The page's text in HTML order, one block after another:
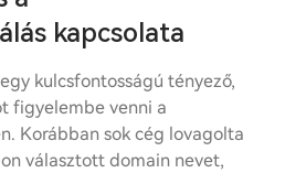
kapcsolata
kulcsfontosságú tényező,
figyelembe venni a
Korábban sok cég lovagolta
választott domain nevet,